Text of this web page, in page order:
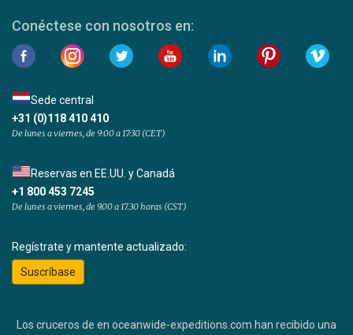
Conéctese con nosotros en:
Sede central
+31 (0)118 410 410
De lunes a viernes, de 9:00 a 17:30 (CET)
Reservas en EE.UU. y Canadá
+1 800 453 7245
De lunes a viernes, de 9.00 a 17.30 horas (CST)
Regístrate y mantente actualizado:
Suscríbase
Los cruceros de en oceanwide-expeditions.com han recibido una